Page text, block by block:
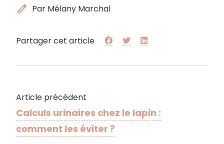
edit Par Mélany Marchal
Partager cet article
Article précédent
Calculs urinaires chez le lapin :
comment les éviter ?